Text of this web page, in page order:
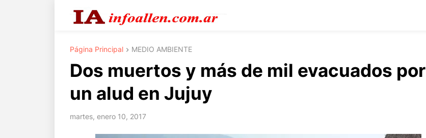
Página Principal MEDIO AMBIENTE
Dos muertos y más de mil evacuados por
un alud en Jujuy
martes, enero 10, 2017